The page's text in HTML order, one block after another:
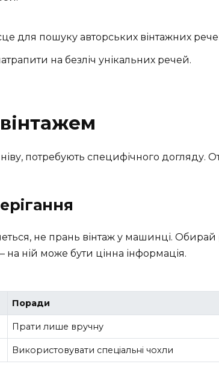
для пошуку авторських вінтажних
на безліч унікальних речей.
потребують специфічного догляду.
не прань вінтаж у машинці. Обирай
на ній може бути цінна інформація.
Поради
Прати лише вручну
Використовувати спеціальні чохли